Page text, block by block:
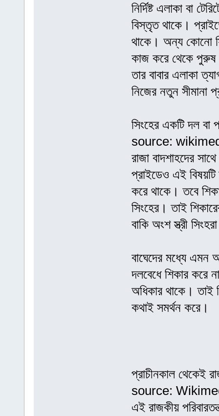
নির্দিষ্ট এলাকা বা
বিস্তৃত থাকে।
থাকে। অন্য কোনো
কাজ করে থেকে পুরুষ
তার বাবার এলাকা
নিজের নতুন সীমানা
সিংহের একটি দল
source:
রাজা বাদশাহদের
প্রাইডেও এই বিষয়টি
করে থাকে। তবে
সিংহের। তাই
বাকি অংশ স্ত্রী
বাঘেদের মধ্যে এমন
দলবেধে শিকার করে
অধিকার থাকে। তাই
কথাই সমর্থন করে।
প্রাচীনকাল থেকেই
source:
এই রাজকীয়